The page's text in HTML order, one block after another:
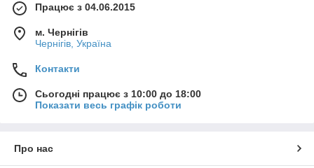
Працює з 04.06.2015
м. Чернігів
Чернігів, Україна
Контакти
Сьогодні працює з 10:00 до 18:00
Показати весь графік роботи
Про нас